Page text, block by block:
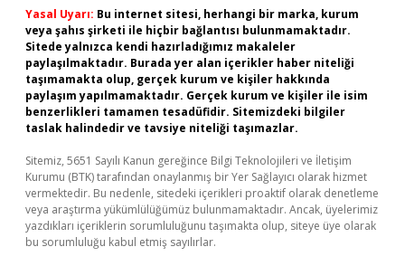
Yasal Uyarı: Bu internet sitesi, herhangi bir marka, kurum
veya şahıs şirketi ile hiçbir bağlantısı bulunmamaktadır.
Sitede yalnızca kendi hazırladığımız makaleler
paylaşılmaktadır. Burada yer alan içerikler haber niteliği
taşımamakta olup, gerçek kurum ve kişiler hakkında
paylaşım yapılmamaktadır. Gerçek kurum ve kişiler ile isim
benzerlikleri tamamen tesadüfidir. Sitemizdeki bilgiler
taslak halindedir ve tavsiye niteliği taşımazlar.
Sitemiz, 5651 Sayılı Kanun gereğince Bilgi Teknolojileri ve İletişim
Kurumu (BTK) tarafından onaylanmış bir Yer Sağlayıcı olarak hizmet
vermektedir. Bu nedenle, sitedeki içerikleri proaktif olarak denetleme
veya araştırma yükümlülüğümüz bulunmamaktadır. Ancak, üyelerimiz
yazdıkları içeriklerin sorumluluğunu taşımakta olup, siteye üye olarak
bu sorumluluğu kabul etmiş sayılırlar.